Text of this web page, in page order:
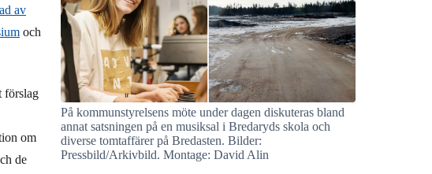
På kommunstyrelsens möte under dagen diskuteras bland
annat satsningen på en musiksal i Bredaryds skola och
diverse tomtaffärer på Bredasten. Bilder:
Pressbild/Arkivbild. Montage: David Alin
av
och
förslag
om
de